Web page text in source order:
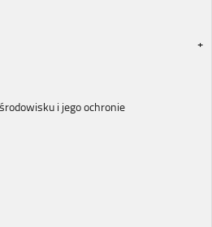
i jego ochronie